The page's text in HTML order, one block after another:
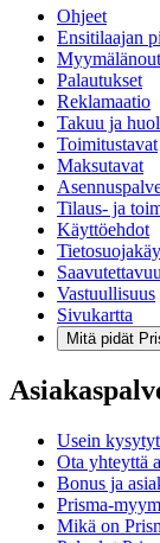
Ohjeet
Ensitilaajan
Palautukset
Reklamaatio
Takuu ja
Toimitustavat
Maksutavat
Tilaus- ja
Käyttöehdot
Vastuullisuus
Sivukartta
Mitä pidät
Usein
Ota yhteyttä
Bonus ja
Prisma-
Mikä on